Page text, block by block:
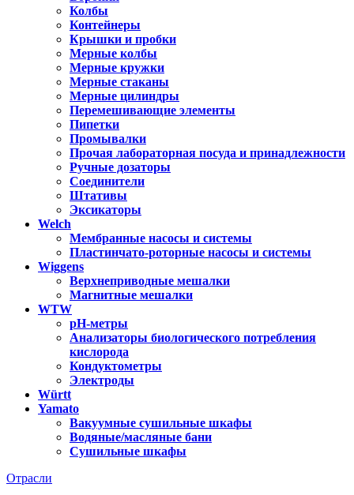
Колбы
Контейнеры
Крышки и пробки
Мерные колбы
Мерные кружки
Мерные стаканы
Мерные цилиндры
Перемешивающие элементы
Пипетки
Промывалки
Прочая лабораторная посуда и принадлежности
Ручные дозаторы
Соединители
Штативы
Эксикаторы
Welch
Мембранные насосы и системы
Пластинчато-роторные насосы и системы
Wiggens
Верхнеприводные мешалки
Магнитные мешалки
WTW
pH-метры
Анализаторы биологического потребления
кислорода
Кондуктометры
Электроды
Württ
Yamato
Вакуумные сушильные шкафы
Водяные/масляные бани
Сушильные шкафы
Отрасли